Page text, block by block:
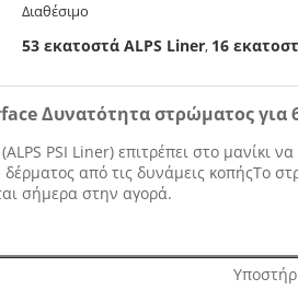
Διαθέσιμο
53 εκατοστά ALPS Liner, 16
Δυνατότητα στρώματος για
PSI Liner) επιτρέπει στο μανίκι
από τις δυνάμεις κοπήςΤο
σήμερα στην αγορά.